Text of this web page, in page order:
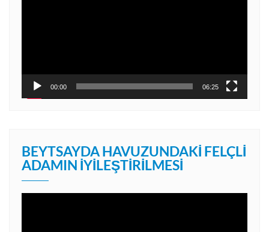
00:00 06:25
BEYTSAYDA HAVUZUNDAKI FELÇLI
ADAMIN İYILEŞTIRILMESI